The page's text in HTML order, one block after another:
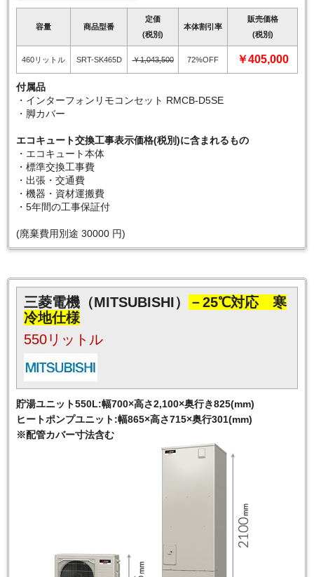
容量 商品型番
定価
(税別)
本体割引率
販売価格
(税別)
460リットル SRT-SK465D ￥1,043,500 72%OFF ￥405,000
付属品
・インターフォンリモコンセット RMCB-D5SE
・脚カバー
エコキュート交換工事表示価格(税別)に含まれるもの
・エコキュート本体
・標準交換工事費
・出張・交通費
・機器・資材運搬費
・5年間の工事保証付
(廃棄費用別途 30000 円)
三菱電機（MITSUBISHI）
－25℃対応 寒
冷地仕様
550リットル
貯湯ユニット550L:幅700×高さ2,100×奥行き825(mm)
ヒートポンプユニット:幅865×高さ715×奥行301(mm)
※配管カバー寸法含む